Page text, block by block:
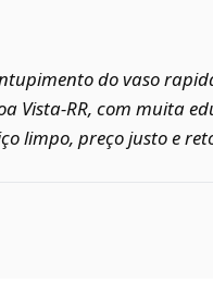
do vaso
Vista‑RR, com muita
limpo, preço justo e